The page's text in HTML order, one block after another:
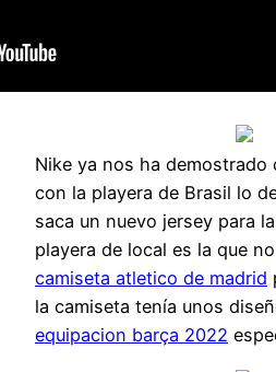
Nike ya nos ha demostrado
con la playera de Brasil lo
saca un nuevo jersey para la
playera de local es la que
camiseta atletico de madrid
la camiseta tenía unos
equipacion barça 2022